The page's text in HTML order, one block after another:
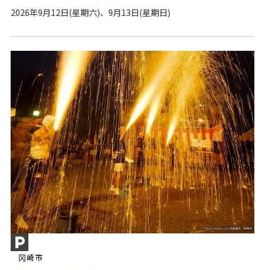
2026年9月12日(星期六)、9月13日(星期日)
冈崎市